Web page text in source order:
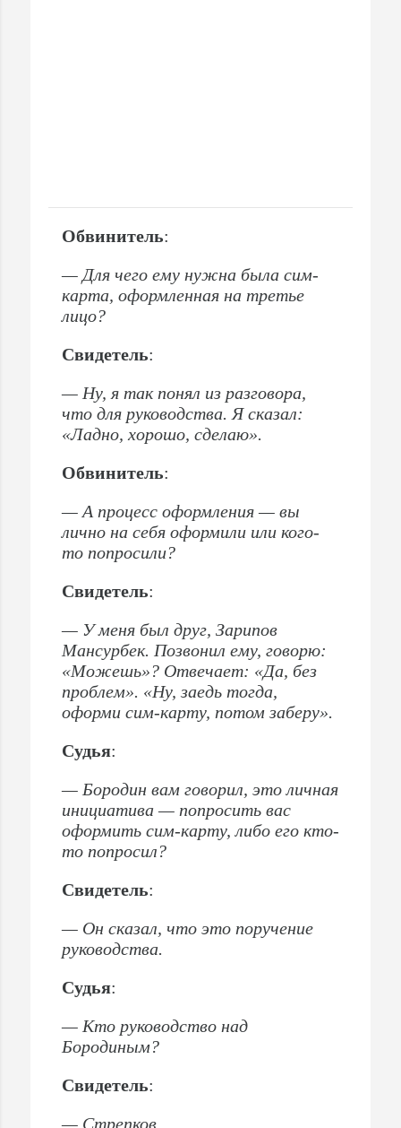
Обвинитель:
— Для чего ему нужна была сим-
карта, оформленная на третье
лицо?
Свидетель:
— Ну, я так понял из разговора,
что для руководства. Я сказал:
«Ладно, хорошо, сделаю».
Обвинитель:
— А процесс оформления — вы
лично на себя оформили или кого-
то попросили?
Свидетель:
— У меня был друг, Зарипов
Мансурбек. Позвонил ему, говорю:
«Можешь»? Отвечает: «Да, без
проблем». «Ну, заедь тогда,
оформи сим-карту, потом заберу».
Судья:
— Бородин вам говорил, это личная
инициатива — попросить вас
оформить сим-карту, либо его кто-
то попросил?
Свидетель:
— Он сказал, что это поручение
руководства.
Судья:
— Кто руководство над
Бородиным?
Свидетель:
— Стрепков.